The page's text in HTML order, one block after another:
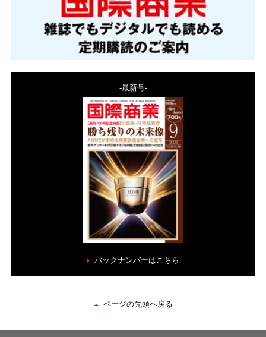
-最新号-
バックナンバーはこちら
ページの先頭へ戻る